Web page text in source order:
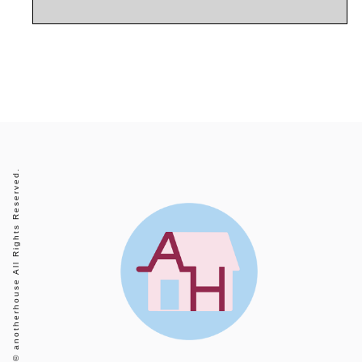
© anotherhouse All Rights Reserved.